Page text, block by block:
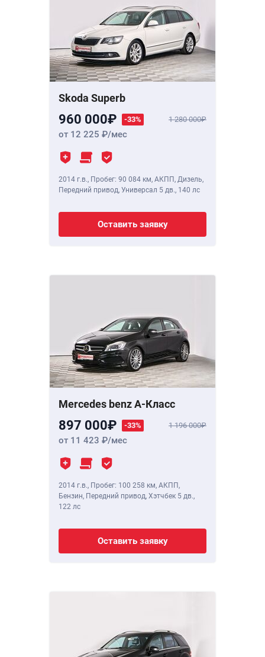
Skoda Superb
960 000 -33% 1 280 000
от 12 225 /мес
2014 г.в., Пробег: 90 084 км, АКПП, Дизель,
Передний привод, Универсал 5 дв., 140 лс
Оставить заявку
Mercedes benz A-Класс
897 000 -33% 1 196 000
от 11 423 /мес
2014 г.в., Пробег: 100 258 км, АКПП,
Бензин, Передний привод, Хэтчбек 5 дв.,
122 лс
Оставить заявку